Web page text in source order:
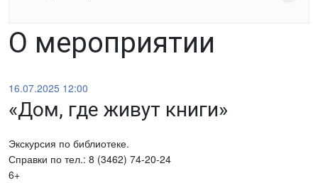
О мероприятии
16.07.2025 12:00
«Дом, где живут книги»
Экскурсия по библиотеке.
Справки по тел.: 8 (3462) 74-20-24
6+